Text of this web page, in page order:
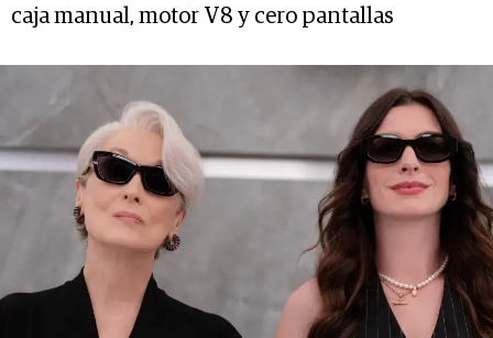
caja manual, motor V8 y cero pantallas